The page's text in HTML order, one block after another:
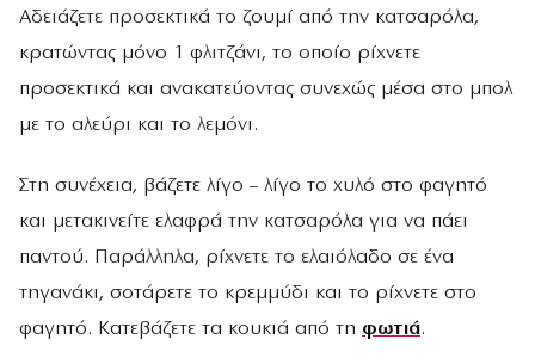
Αδειάζετε προσεκτικά το ζουμί από την κατσαρόλα,
κρατώντας μόνο 1 φλιτζάνι, το οποίο ρίχνετε
προσεκτικά και ανακατεύοντας συνεχώς μέσα στο μπολ
με το αλεύρι και το λεμόνι.
Στη συνέχεια, βάζετε λίγο – λίγο το χυλό στο φαγητό
και μετακινείτε ελαφρά την κατσαρόλα για να πάει
παντού. Παράλληλα, ρίχνετε το ελαιόλαδο σε ένα
τηγανάκι, σοτάρετε το κρεμμύδι και το ρίχνετε στο
φαγητό. Κατεβάζετε τα κουκιά από τη φωτιά.